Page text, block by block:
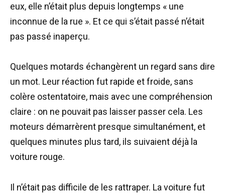
eux, elle n’était plus depuis longtemps « une
inconnue de la rue ». Et ce qui s’était passé n’était
pas passé inaperçu.
Quelques motards échangèrent un regard sans dire
un mot. Leur réaction fut rapide et froide, sans
colère ostentatoire, mais avec une compréhension
claire : on ne pouvait pas laisser passer cela. Les
moteurs démarrèrent presque simultanément, et
quelques minutes plus tard, ils suivaient déjà la
voiture rouge.
Il n’était pas difficile de les rattraper. La voiture fut